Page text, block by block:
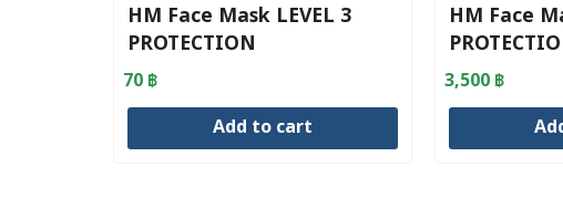
HM Face Mask LEVEL 3
PROTECTION
70 ฿
Add to cart
HM Face
box
3,500 ฿